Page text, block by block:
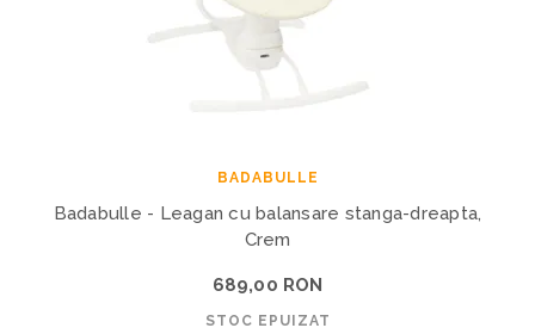
BADABULLE
Badabulle - Leagan cu balansare stanga-dreapta,
Crem
689,00 RON
STOC EPUIZAT